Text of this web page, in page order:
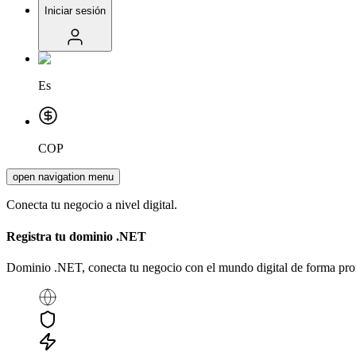
Iniciar sesión
Es
COP
open navigation menu
Conecta tu negocio a nivel digital.
Registra tu dominio .NET
Dominio .NET, conecta tu negocio con el mundo digital de forma